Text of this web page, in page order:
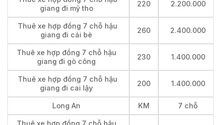
giang đi mỹ tho
220 2.200.000
Thuê xe hợp đồng 7 chỗ hậu
giang đi cái bè
260 2.400.000
Thuê xe hợp đồng 7 chỗ hậu
giang đi gò công
230 1.400.000
Thuê xe hợp đồng 7 chỗ hậu
giang đi cai lậy
200 1.400.000
Long An KM 7 chỗ
Thuê xe hợp đồng 7 chỗ hậu